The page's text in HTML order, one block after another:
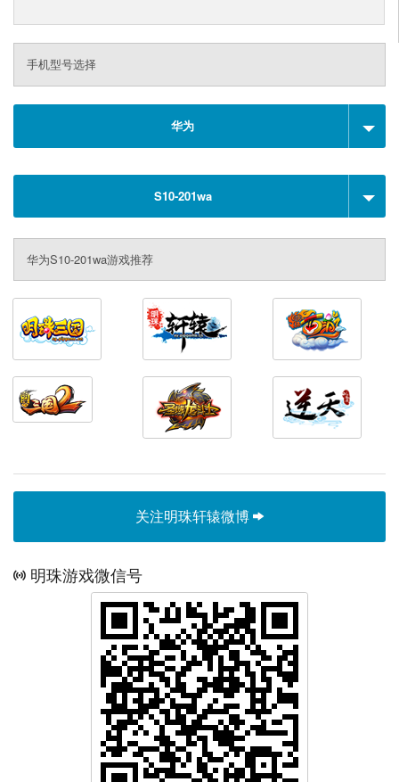
手机型号选择
华为
S10-201wa
华为S10-201wa游戏推荐
关注明珠轩辕微博
明珠游戏微信号